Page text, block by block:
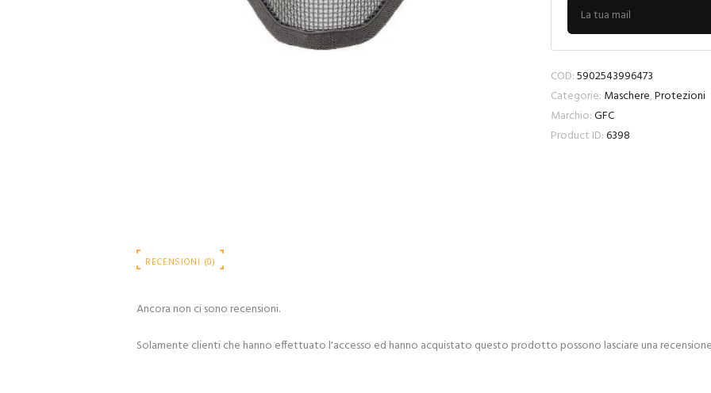
COD:5902543996473
Categorie: Maschere,Protezioni
Marchio:GFC
Product ID:6398
RECENSIONI (0)
Ancora non ci sono recensioni.
Solamente clienti che hanno effettuato l'accesso ed hanno acquistato questo prodotto possono lasciare una